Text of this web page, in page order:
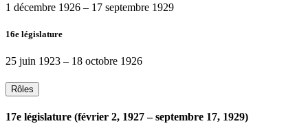
1 décembre 1926 – 17 septembre 1929
16e législature
25 juin 1923 – 18 octobre 1926
Rôles
17e législature (février 2, 1927 – septembre 17, 1929)